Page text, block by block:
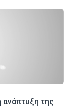
ανάπτυξη της